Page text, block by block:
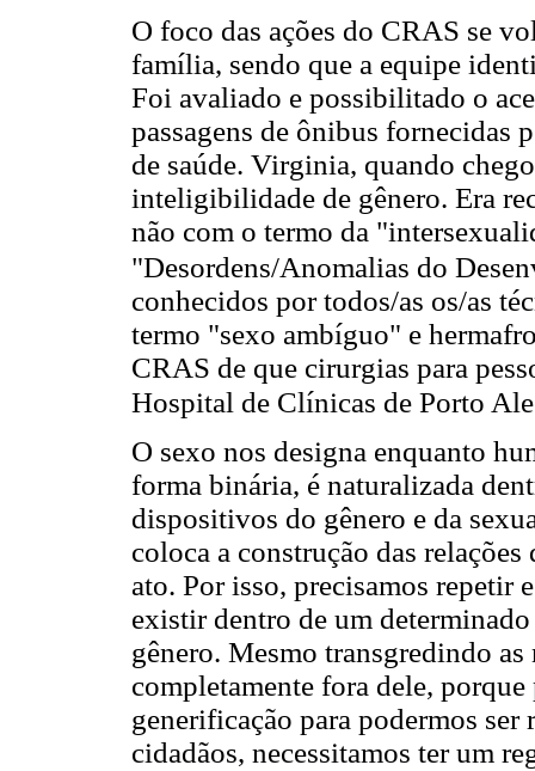
O foco das ações do CRAS se
família, sendo que a equipe
Foi avaliado e possibilitado o
passagens de ônibus fornecidas
de saúde. Virginia, quando
inteligibilidade de gênero. Era
não com o termo da
"Desordens/Anomalias do
conhecidos por todos/as os/as
termo "sexo ambíguo" e
CRAS de que cirurgias para
Hospital de Clínicas de Porto
O sexo nos designa enquanto
forma binária, é naturalizada
dispositivos do gênero e da
coloca a construção das
ato. Por isso, precisamos repetir
existir dentro de um
gênero. Mesmo transgredindo
completamente fora dele,
generificação para podermos
cidadãos, necessitamos ter um